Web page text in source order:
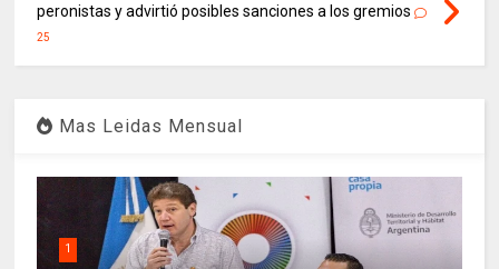
peronistas y advirtió posibles sanciones a los gremios
25
Mas Leidas Mensual
1